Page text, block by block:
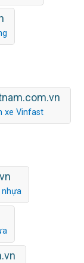
xe Vinfast
nhựa